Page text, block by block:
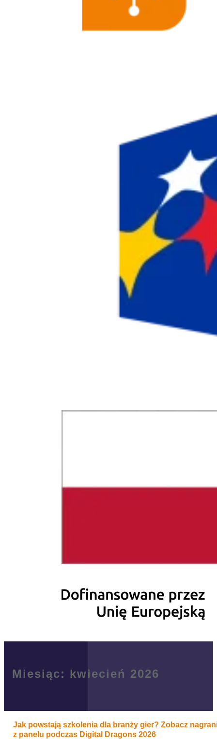
Miesiąc: kwiecień 2026
Jak powstają szkolenia dla branży gier? Zobacz
z panelu podczas Digital Dragons 2026